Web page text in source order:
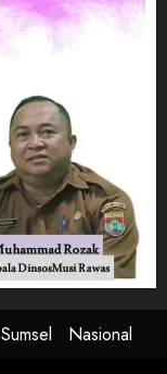
Sumsel
Nasional